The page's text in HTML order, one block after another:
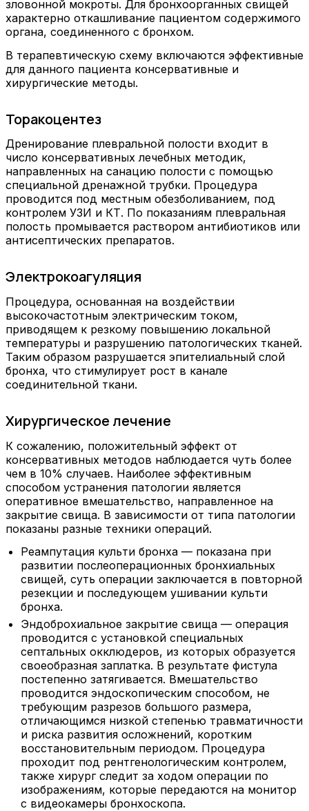
зловонной мокроты. Для бронхоорганных свищей
характерно откашливание пациентом содержимого
органа, соединенного с бронхом.
В терапевтическую схему включаются эффективные
для данного пациента консервативные и
хирургические методы.
Торакоцентез
Дренирование плевральной полости входит в
число консервативных лечебных методик,
направленных на санацию полости с помощью
специальной дренажной трубки. Процедура
проводится под местным обезболиванием, под
контролем УЗИ и КТ. По показаниям плевральная
полость промывается раствором антибиотиков или
антисептических препаратов.
Электрокоагуляция
Процедура, основанная на воздействии
высокочастотным электрическим током,
приводящем к резкому повышению локальной
температуры и разрушению патологических тканей.
Таким образом разрушается эпителиальный слой
бронха, что стимулирует рост в канале
соединительной ткани.
Хирургическое лечение
К сожалению, положительный эффект от
консервативных методов наблюдается чуть более
чем в 10% случаев. Наиболее эффективным
способом устранения патологии является
оперативное вмешательство, направленное на
закрытие свища. В зависимости от типа патологии
показаны разные техники операций.
Реампутация культи бронха — показана при
развитии послеоперационных бронхиальных
свищей, суть операции заключается в повторной
резекции и последующем ушивании культи
бронха.
Эндоброхиальное закрытие свища — операция
проводится с установкой специальных
септальных окклюдеров, из которых образуется
своеобразная заплатка. В результате фистула
постепенно затягивается. Вмешательство
проводится эндоскопическим способом, не
требующим разрезов большого размера,
отличающимся низкой степенью травматичности
и риска развития осложнений, коротким
восстановительным периодом. Процедура
проходит под рентгенологическим контролем,
также хирург следит за ходом операции по
изображениям, которые передаются на монитор
с видеокамеры бронхоскопа.